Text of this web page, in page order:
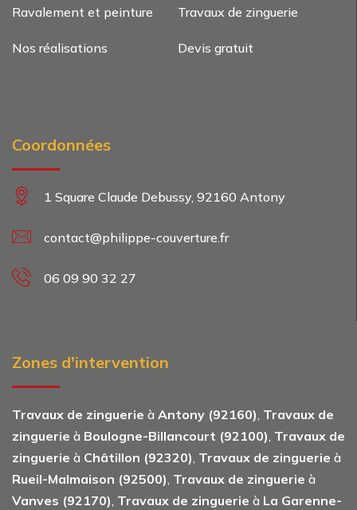
Ravalement et peinture Travaux de zinguerie
Nos réalisations Devis gratuit
Coordonnées
1 Square Claude Debussy, 92160 Antony
contact@philippe-couverture.fr
06 09 90 32 27
Zones d'intervention
Travaux de zinguerie à Antony (92160), Travaux de
zinguerie à Boulogne-Billancourt (92100), Travaux de
zinguerie à Châtillon (92320), Travaux de zinguerie à
Rueil-Malmaison (92500), Travaux de zinguerie à
Vanves (92170), Travaux de zinguerie à La Garenne-